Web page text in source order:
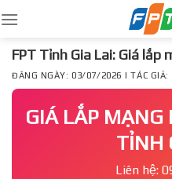
to
content
FPT Tỉnh Gia Lai: Giá lắp
ĐĂNG NGÀY: 03/07/2026 | TÁC GIẢ:
GIÁ LẮP MẠNG
TỈNH
Liên hệ: